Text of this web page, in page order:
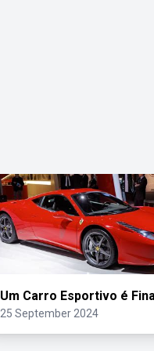
Um Carro Esportivo é
25 September 2024